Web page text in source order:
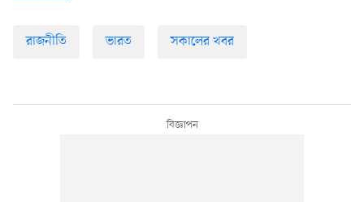
রাজনীতি ভারত সকালের খবর